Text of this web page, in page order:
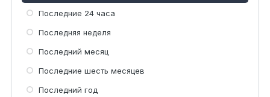
Последние 24 часа
Последняя неделя
Последний месяц
Последние шесть месяцев
Последний год